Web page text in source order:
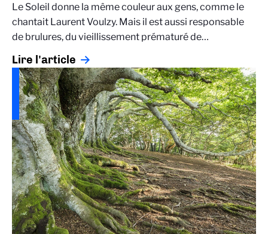
Le Soleil donne la même couleur aux gens, comme le
chantait Laurent Voulzy. Mais il est aussi responsable
de brulures, du vieillissement prématuré de…
Lire l'article